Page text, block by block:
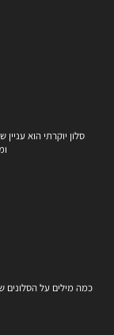
סלון יוקרתי הוא
כמה מילים על הסלונים